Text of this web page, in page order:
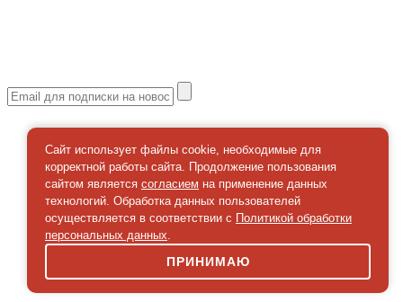
Сайт использует файлы cookie, необходимые для
корректной работы сайта. Продолжение пользования
сайтом является согласием на применение данных
технологий. Обработка данных пользователей
осуществляется в соответствии с Политикой обработки
персональных данных.
ПРИНИМАЮ